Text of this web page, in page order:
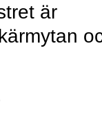
är